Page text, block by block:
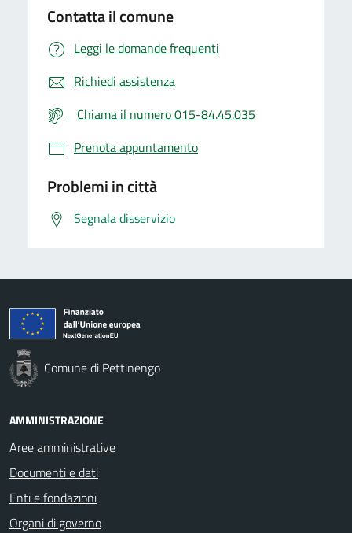
Contatta il comune
Leggi le domande frequenti
Richiedi assistenza
Chiama il numero 015-84.45.035
Prenota appuntamento
Problemi in città
Segnala disservizio
Comune di Pettinengo
AMMINISTRAZIONE
Aree amministrative
Documenti e dati
Enti e fondazioni
Organi di governo